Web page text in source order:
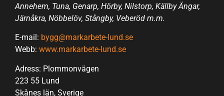
Annehem, Tuna, Genarp, Hörby, Nilstorp, Källby Ängar,
Järnåkra, Nöbbelöv, Stångby, Veberöd m.m.
E-mail: bygg@markarbete-lund.se
Webb: www.markarbete-lund.se
Adress: Plommonvägen
223 55 Lund
Skånes län, Sverige